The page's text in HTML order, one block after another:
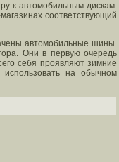
к автомобильным дискам.
соответствующий
автомобильные шины.
Они в первую очередь
себя проявляют зимние
на обычном